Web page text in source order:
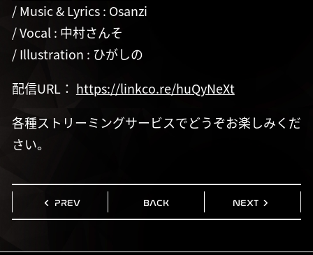
/ Music & Lyrics : Osanzi
/ Vocal : 中村さんそ
/ Illustration : ひがしの
配信URL： https://linkco.re/huQyNeXt
各種ストリーミングサービスでどうぞお楽しみくだ
さい。
PREV BACK NEXT